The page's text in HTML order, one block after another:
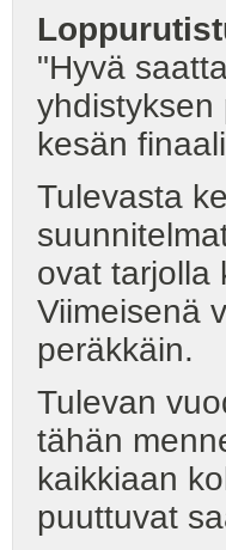
"Hyvä
yhdistyksen
kesän
Tulevasta
ovat tarjolla
Viimeisenä
peräkkäin.
Tulevan
tähän
kaikkiaan
puuttuvat